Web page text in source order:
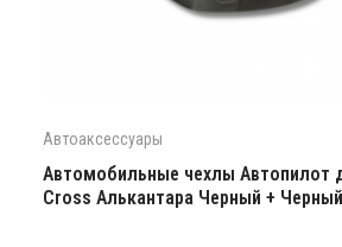
Автоаксессуары
Автомобильные чехлы Автопилот
Cross Алькантара Черный + Черный